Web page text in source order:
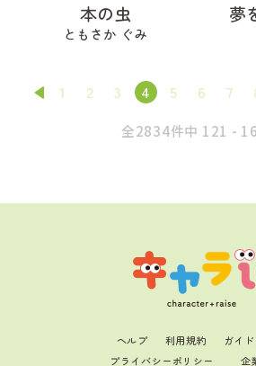
本の虫
ともさか ぐみ
夢
1 2 3 4 5 6 7
全2834件中 121 -
ヘルプ 利用規約
ガイ
プライバシーポリシー
企